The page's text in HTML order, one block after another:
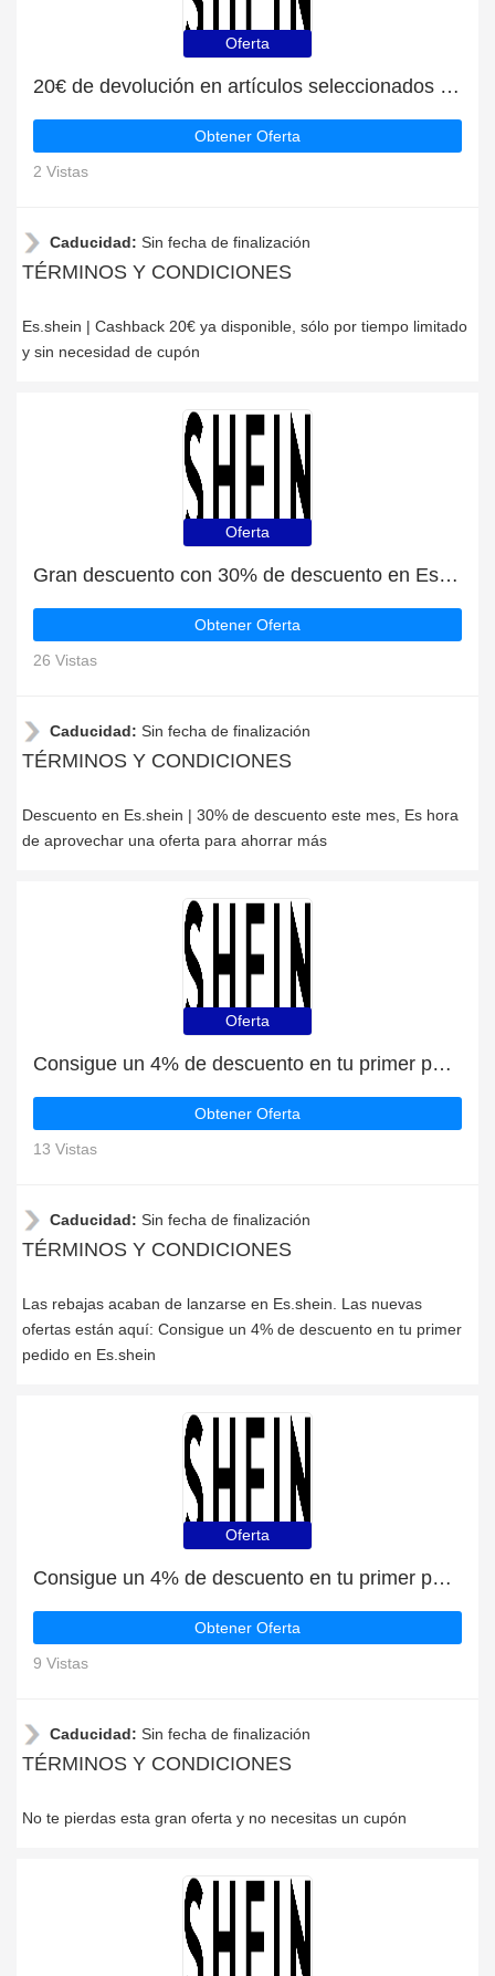
Oferta
20€ de devolución en artículos seleccionados en Es.shein
Obtener Oferta
2 Vistas
Caducidad: Sin fecha de finalización
TÉRMINOS Y CONDICIONES
Es.shein | Cashback 20€ ya disponible, sólo por tiempo limitado
y sin necesidad de cupón
Oferta
Gran descuento con 30% de descuento en Es.shein
Obtener Oferta
26 Vistas
Caducidad: Sin fecha de finalización
TÉRMINOS Y CONDICIONES
Descuento en Es.shein | 30% de descuento este mes, Es hora
de aprovechar una oferta para ahorrar más
Oferta
Consigue un 4% de descuento en tu primer pedido en Es.shein
Obtener Oferta
13 Vistas
Caducidad: Sin fecha de finalización
TÉRMINOS Y CONDICIONES
Las rebajas acaban de lanzarse en Es.shein. Las nuevas
ofertas están aquí: Consigue un 4% de descuento en tu primer
pedido en Es.shein
Oferta
Consigue un 4% de descuento en tu primer pedido en Es.shein
Obtener Oferta
9 Vistas
Caducidad: Sin fecha de finalización
TÉRMINOS Y CONDICIONES
No te pierdas esta gran oferta y no necesitas un cupón